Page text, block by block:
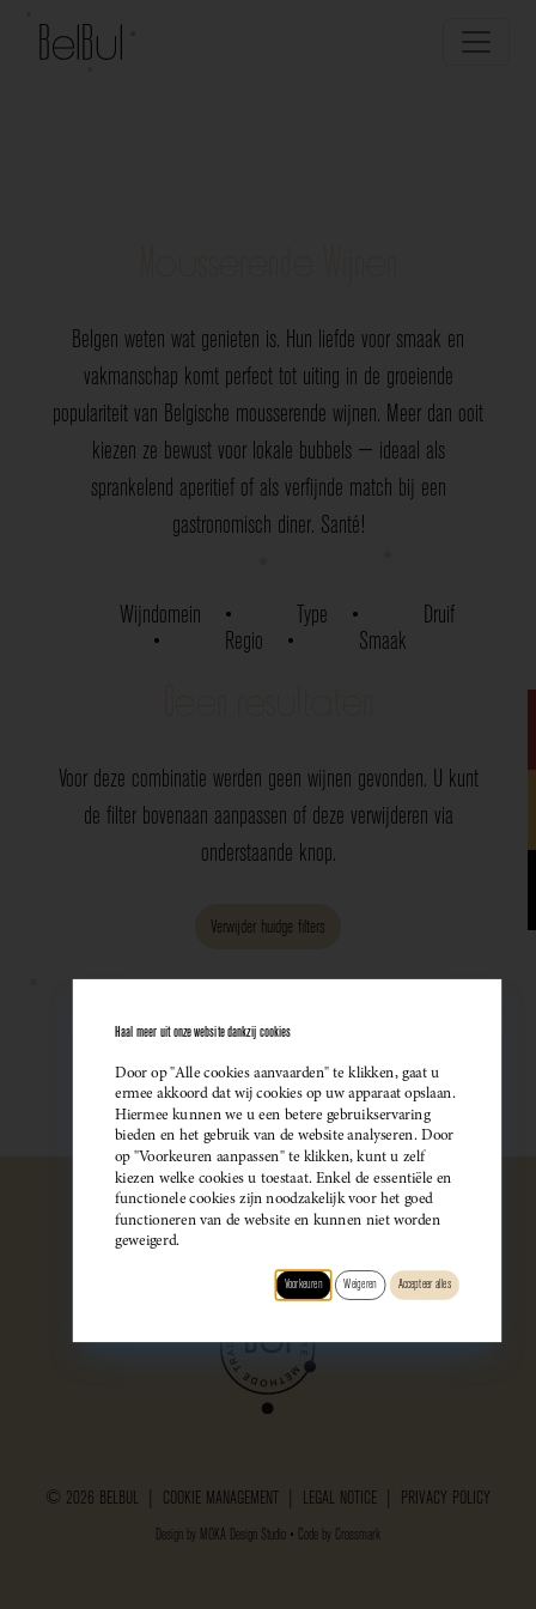
Belgen weten wat genieten is. Hun liefde voor smaak en
vakmanschap komt perfect tot uiting in de groeiende
populariteit van Belgische mousserende wijnen. Meer dan ooit
kiezen ze bewust voor lokale bubbels — ideaal als
sprankelend aperitief of als verfijnde match bij een
gastronomisch diner. Santé!
Wijndomein Type
Druif
Regio
Smaak
Voor deze combinatie werden geen wijnen gevonden. U kunt
de filter bovenaan aanpassen of deze verwijderen via
onderstaande knop.
Verwijder huidge filters
© 2026 BELBUL | COOKIE MANAGEMENT LEGAL NOTICE PRIVACY POLICY
Design by MOKA Design Studio • Code by Crossmark
Haal meer uit onze website dankzij cookies
Door op "Alle cookies aanvaarden" te klikken, gaat u
ermee akkoord dat wij cookies op uw apparaat opslaan.
Hiermee kunnen we u een betere gebruikservaring
bieden en het gebruik van de website analyseren. Door
op "Voorkeuren aanpassen" te klikken, kunt u zelf
kiezen welke cookies u toestaat. Enkel de essentiële en
functionele cookies zijn noodzakelijk voor het goed
functioneren van de website en kunnen niet worden
geweigerd.
Voorkeuren Weigeren Accepteer alles